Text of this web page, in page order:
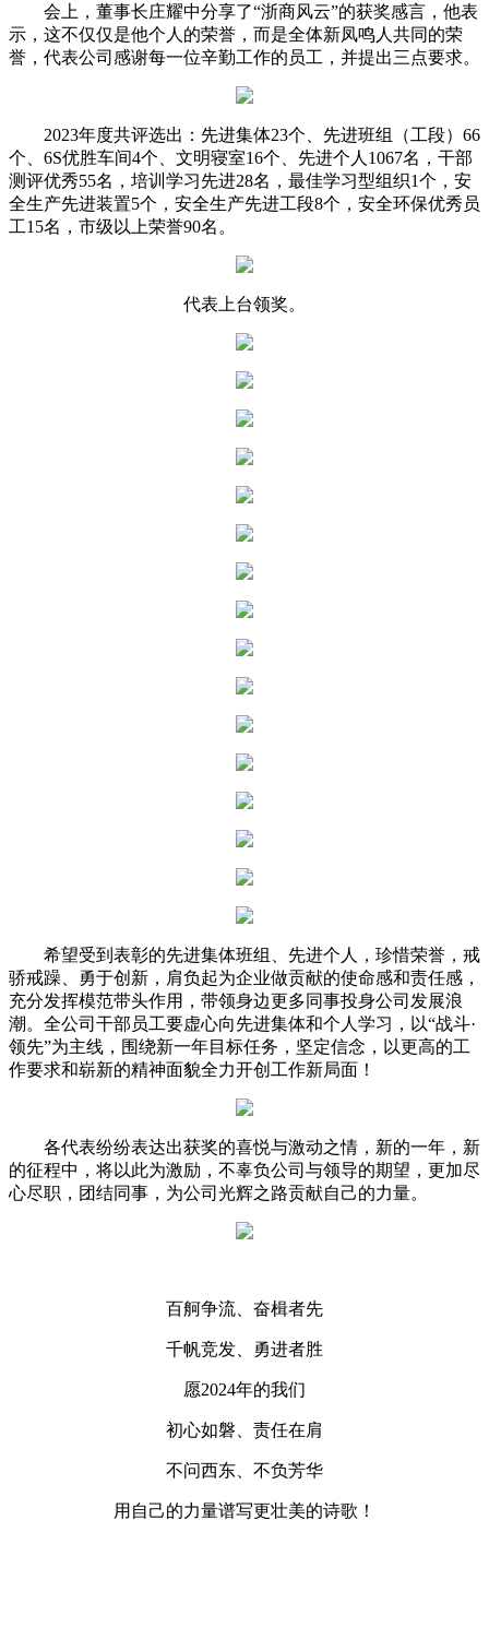
会上，董事长庄耀中分享了“浙商风云”的获奖感言，他表
示，这不仅仅是他个人的荣誉，而是全体新凤鸣人共同的荣
誉，代表公司感谢每一位辛勤工作的员工，并提出三点要求。
2023年度共评选出：先进集体23个、先进班组（工段）66
个、6S优胜车间4个、文明寝室16个、先进个人1067名，干部
测评优秀55名，培训学习先进28名，最佳学习型组织1个，安
全生产先进装置5个，安全生产先进工段8个，安全环保优秀员
工15名，市级以上荣誉90名。
代表上台领奖。
希望受到表彰的先进集体班组、先进个人，珍惜荣誉，戒
骄戒躁、勇于创新，肩负起为企业做贡献的使命感和责任感，
充分发挥模范带头作用，带领身边更多同事投身公司发展浪
潮。全公司干部员工要虚心向先进集体和个人学习，以“战斗·
领先”为主线，围绕新一年目标任务，坚定信念，以更高的工
作要求和崭新的精神面貌全力开创工作新局面！
各代表纷纷表达出获奖的喜悦与激动之情，新的一年，新
的征程中，将以此为激励，不辜负公司与领导的期望，更加尽
心尽职，团结同事，为公司光辉之路贡献自己的力量。
百舸争流、奋楫者先
千帆竞发、勇进者胜
愿2024年的我们
初心如磐、责任在肩
不问西东、不负芳华
用自己的力量谱写更壮美的诗歌！